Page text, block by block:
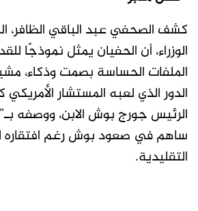
كشف الصحفي عبد الباقي الظافر،
الوزراء، أن الحفيان يمثل نموذجًا
الملفات الحساسة بصمت وذكاء،
الدور الذي لعبه المستشار
الرئيس جورج بوش الابن، ووصفه
ساهم في صعود بوش رغم افتقاره
التقليدية.